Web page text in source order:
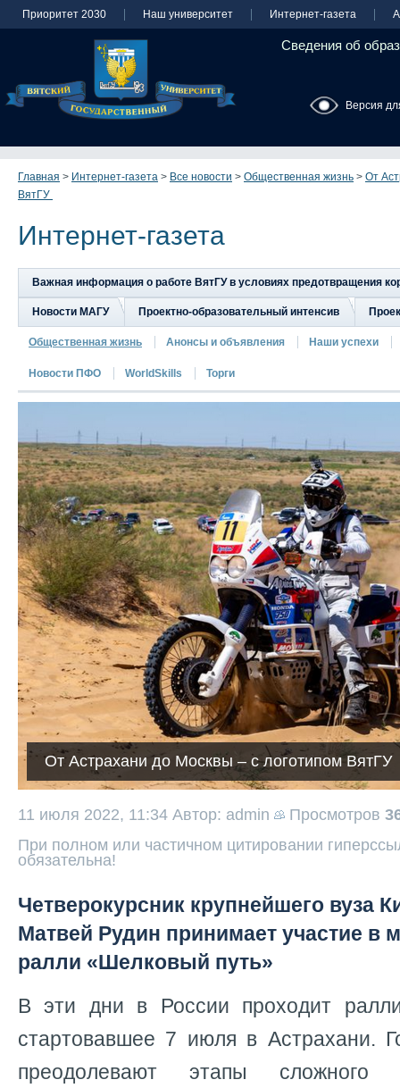
Приоритет 2030 Наш университет Интернет-газета
Сведения об
Версия
Главная > Интернет-газета > Все новости > Общественная жизнь > От
ВятГУ
Интернет-газета
Важная информация о работе ВятГУ в условиях предотвращения
Новости МАГУ Проектно-образовательный интенсив
Общественная жизнь Анонсы и объявления Наши успехи
Новости ПФО WorldSkills Торги
От Астрахани до Москвы – с логотипом ВятГУ
11 июля 2022, 11:34 Автор: admin Просмотров
При полном или частичном цитировании
обязательна!
Четверокурсник крупнейшего вуза
Матвей Рудин принимает участие в
ралли «Шелковый путь»
В эти дни в России проходит
стартовавшее 7 июля в Астрахани.
преодолевают этапы сложного